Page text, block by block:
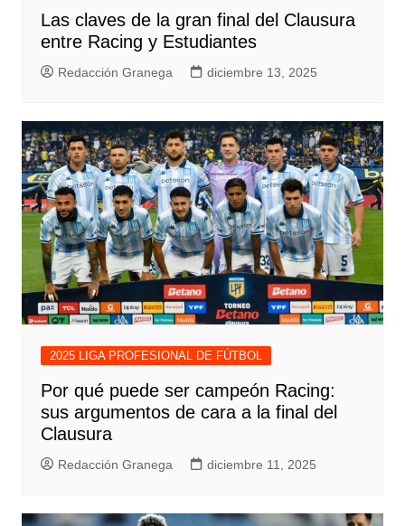
Las claves de la gran final del Clausura
entre Racing y Estudiantes
Redacción Granega diciembre 13, 2025
2025 LIGA PROFESIONAL DE FÚTBOL
Por qué puede ser campeón Racing:
sus argumentos de cara a la final del
Clausura
Redacción Granega diciembre 11, 2025